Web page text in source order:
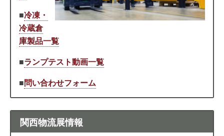
■冷凍・
冷蔵倉
庫製品一覧
■ランプテスト動画一覧
■問い合わせフォーム
関西物流展情報